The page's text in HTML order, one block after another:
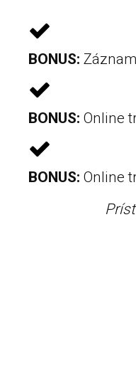
BONUS:
BONUS: Online
BONUS: Online